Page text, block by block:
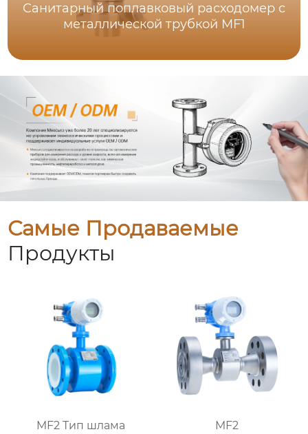
Санитарный поплавковый расходомер с
металлической трубкой MF1
Самые Продаваемые
Продукты
MF2 Тип шлама
MF2